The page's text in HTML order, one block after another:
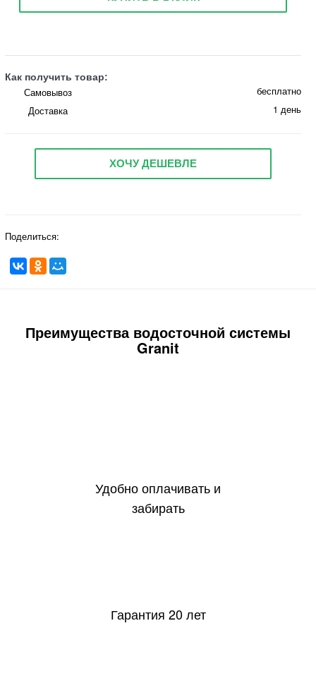
Как получить товар:
Самовывоз
бесплатно
Доставка
1 день
ХОЧУ ДЕШЕВЛЕ
Поделиться:
Преимущества водосточной системы
Granit
Удобно оплачивать и
забирать
Гарантия 20 лет